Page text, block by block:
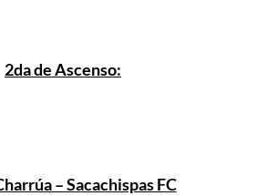
2da de Ascenso:
– Sacachispas FC